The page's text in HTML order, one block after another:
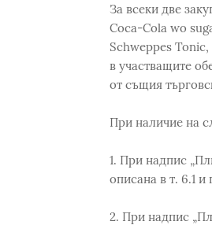
За всеки две
Coca-Cola wo
Schweppes
в участващите
от същия
При наличие на
1. При надпис
описана в т. 6.1 и
2. При надпис